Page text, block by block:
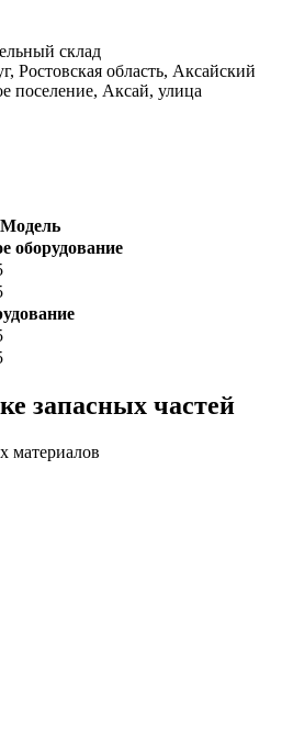
склад
область, Аксайский
поселение, Аксай, улица
Модель
оборудование
запасных частей
материалов